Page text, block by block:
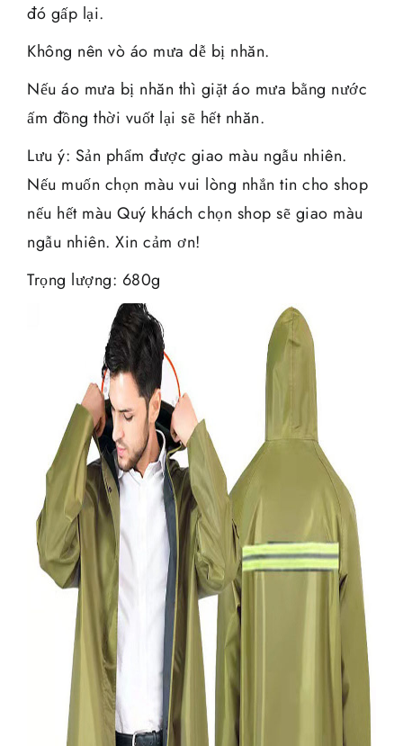
đó gấp lại.
Không nên vò áo mưa dễ bị nhăn.
Nếu áo mưa bị nhăn thì giặt áo mưa bằng nước
ấm đồng thời vuốt lại sẽ hết nhăn.
Lưu ý: Sản phẩm được giao màu ngẫu nhiên.
Nếu muốn chọn màu vui lòng nhắn tin cho shop
nếu hết màu Quý khách chọn shop sẽ giao màu
ngẫu nhiên. Xin cảm ơn!
Trọng lượng: 680g